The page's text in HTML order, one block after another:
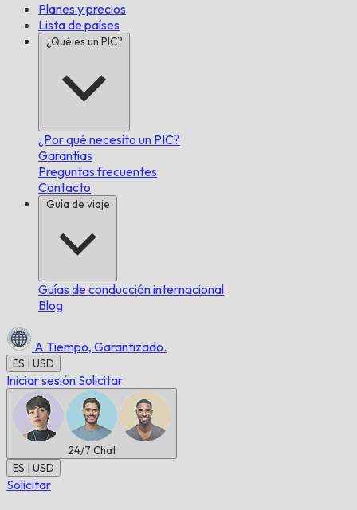
Planes y precios
Lista de países
¿Qué es un PIC?
¿Por qué necesito un PIC?
Garantías
Preguntas frecuentes
Contacto
Guía de viaje
Guías de conducción internacional
Blog
A Tiempo, Garantizado.
ES | USD
Iniciar sesión Solicitar
24/7 Chat
ES | USD
Solicitar